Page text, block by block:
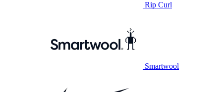
Rip Curl
Smartwool